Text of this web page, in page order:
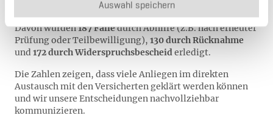
Auswahl speichern
abgeschlossen werden.
Davon wurden187 Fälledurch Abhilfe (z.B. nach erneuter
Prüfung oder Teilbewilligung), 130 durch Rücknahme
und 172 durch Widerspruchsbescheiderledigt.
Die Zahlen zeigen, dass viele Anliegen im direkten
Austausch mit den Versicherten geklärt werden können
und wir unsere Entscheidungen nachvollziehbar
kommunizieren.